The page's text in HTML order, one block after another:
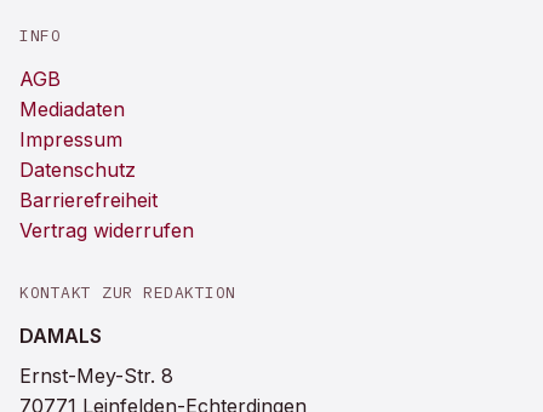
INFO
AGB
Mediadaten
Impressum
Datenschutz
Barrierefreiheit
Vertrag widerrufen
KONTAKT ZUR REDAKTION
DAMALS
Ernst-Mey-Str. 8
70771 Leinfelden-Echterdingen